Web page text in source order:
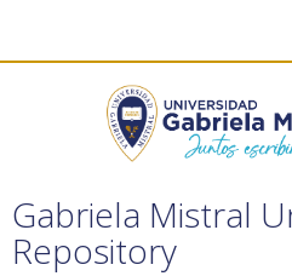
Gabriela Mistral
Repository